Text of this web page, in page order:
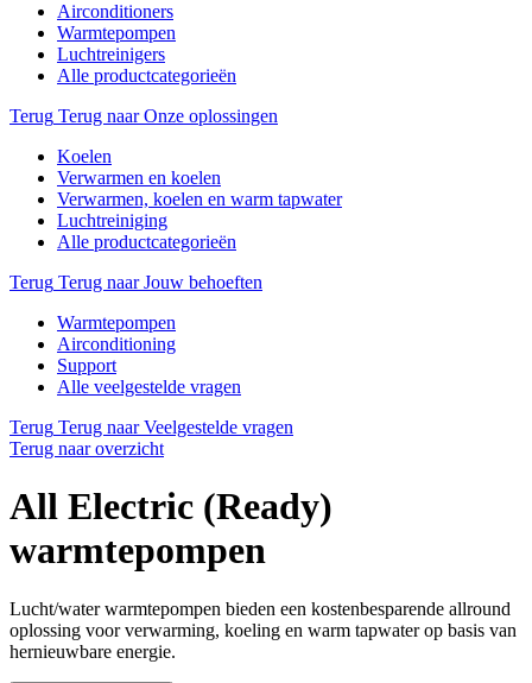
Airconditioners
Warmtepompen
Luchtreinigers
Alle productcategorieën
Terug Terug naar Onze oplossingen
Koelen
Verwarmen en koelen
Verwarmen, koelen en warm tapwater
Luchtreiniging
Alle productcategorieën
Terug Terug naar Jouw behoeften
Warmtepompen
Airconditioning
Support
Alle veelgestelde vragen
Terug Terug naar Veelgestelde vragen
Terug naar overzicht
All Electric (Ready)
warmtepompen
Lucht/water warmtepompen bieden een kostenbesparende allround
oplossing voor verwarming, koeling en warm tapwater op basis van
hernieuwbare energie.